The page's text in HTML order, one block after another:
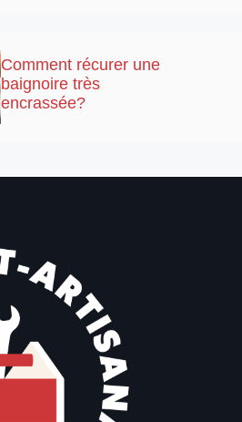
Comment récurer une
baignoire très
encrassée?